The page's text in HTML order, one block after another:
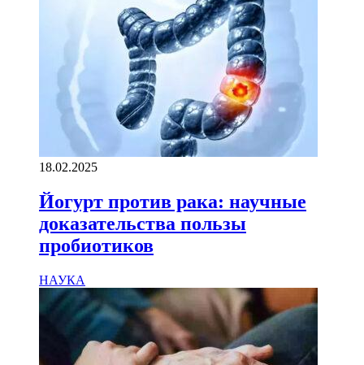
18.02.2025
Йогурт против рака: научные
доказательства пользы
пробиотиков
НАУКА